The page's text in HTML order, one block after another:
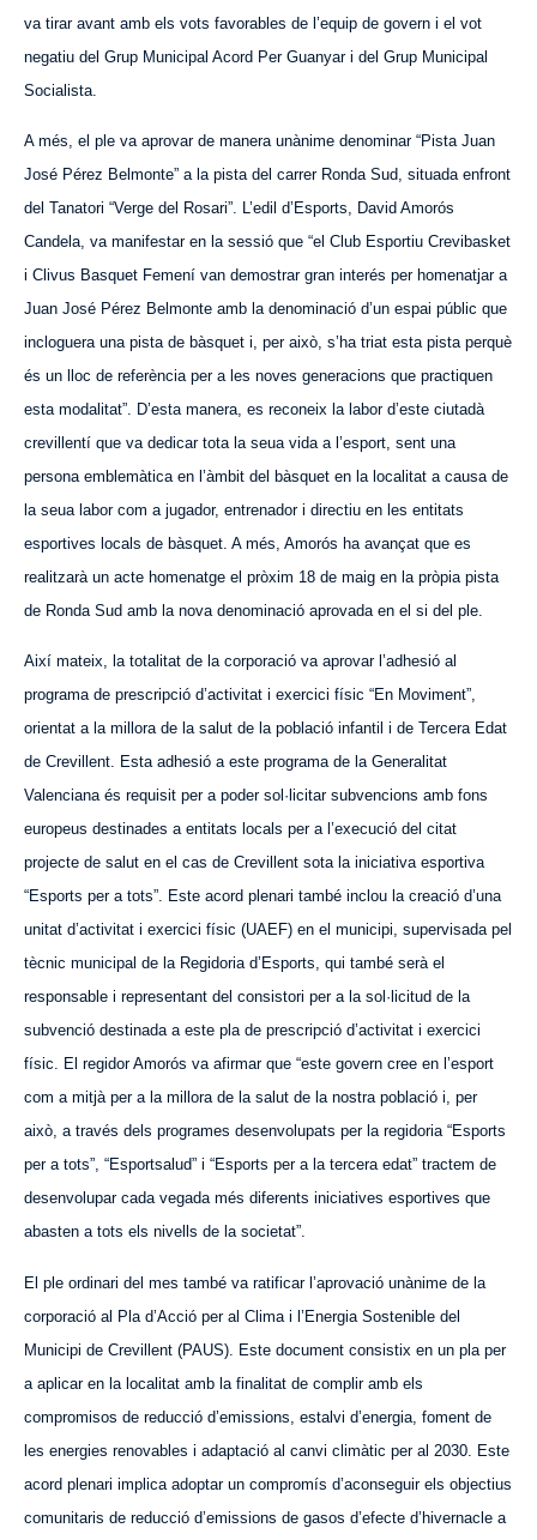
va tirar avant amb els vots favorables de l’equip de govern i el vot
negatiu del Grup Municipal Acord Per Guanyar i del Grup Municipal
Socialista.
A més, el ple va aprovar de manera unànime denominar “Pista Juan
José Pérez Belmonte” a la pista del carrer Ronda Sud, situada enfront
del Tanatori “Verge del Rosari”. L’edil d’Esports, David Amorós
Candela, va manifestar en la sessió que “el Club Esportiu Crevibasket
i Clivus Basquet Femení van demostrar gran interés per homenatjar a
Juan José Pérez Belmonte amb la denominació d’un espai públic que
incloguera una pista de bàsquet i, per això, s’ha triat esta pista perquè
és un lloc de referència per a les noves generacions que practiquen
esta modalitat”. D’esta manera, es reconeix la labor d’este ciutadà
crevillentí que va dedicar tota la seua vida a l’esport, sent una
persona emblemàtica en l’àmbit del bàsquet en la localitat a causa de
la seua labor com a jugador, entrenador i directiu en les entitats
esportives locals de bàsquet. A més, Amorós ha avançat que es
realitzarà un acte homenatge el pròxim 18 de maig en la pròpia pista
de Ronda Sud amb la nova denominació aprovada en el si del ple.
Així mateix, la totalitat de la corporació va aprovar l’adhesió al
programa de prescripció d’activitat i exercici físic “En Moviment”,
orientat a la millora de la salut de la població infantil i de Tercera Edat
de Crevillent. Esta adhesió a este programa de la Generalitat
Valenciana és requisit per a poder sol·licitar subvencions amb fons
europeus destinades a entitats locals per a l’execució del citat
projecte de salut en el cas de Crevillent sota la iniciativa esportiva
“Esports per a tots”. Este acord plenari també inclou la creació d’una
unitat d’activitat i exercici físic (UAEF) en el municipi, supervisada pel
tècnic municipal de la Regidoria d’Esports, qui també serà el
responsable i representant del consistori per a la sol·licitud de la
subvenció destinada a este pla de prescripció d’activitat i exercici
físic. El regidor Amorós va afirmar que “este govern cree en l’esport
com a mitjà per a la millora de la salut de la nostra població i, per
això, a través dels programes desenvolupats per la regidoria “Esports
per a tots”, “Esportsalud” i “Esports per a la tercera edat” tractem de
desenvolupar cada vegada més diferents iniciatives esportives que
abasten a tots els nivells de la societat”.
El ple ordinari del mes també va ratificar l’aprovació unànime de la
corporació al Pla d’Acció per al Clima i l’Energia Sostenible del
Municipi de Crevillent (PAUS). Este document consistix en un pla per
a aplicar en la localitat amb la finalitat de complir amb els
compromisos de reducció d’emissions, estalvi d’energia, foment de
les energies renovables i adaptació al canvi climàtic per al 2030. Este
acord plenari implica adoptar un compromís d’aconseguir els objectius
comunitaris de reducció d’emissions de gasos d’efecte d’hivernacle a